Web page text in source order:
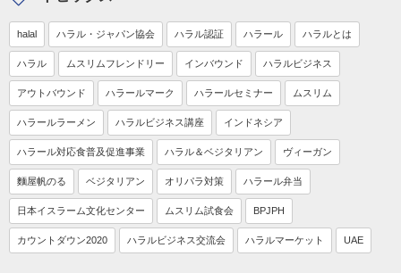
halal ハラル・ジャパン協会 ハラル認証 ハラール ハラルとは
ハラル ムスリムフレンドリー インバウンド ハラルビジネス
アウトバウンド ハラールマーク ハラールセミナー ムスリム
ハラールラーメン ハラルビジネス講座 インドネシア
ハラール対応食普及促進事業 ハラル＆ベジタリアン ヴィーガン
麵屋帆のる ベジタリアン オリパラ対策 ハラール弁当
日本イスラーム文化センター ムスリム試食会 BPJPH
カウントダウン2020 ハラルビジネス交流会 ハラルマーケット UAE